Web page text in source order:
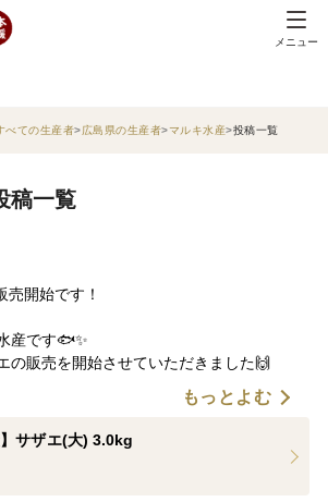
メニュー
べての生産者 広島県の生産者 マルキ水産 投稿一覧
稿一覧
開始です！
産です🐟✨
の販売を開始させていただきました🙌
ズなので炊き込みご飯やパスタなど様々な
違えなしです🍚
りと砂抜きしていますので、尻尾のところ
もっとよむ
サザエ(大) 3.0kg